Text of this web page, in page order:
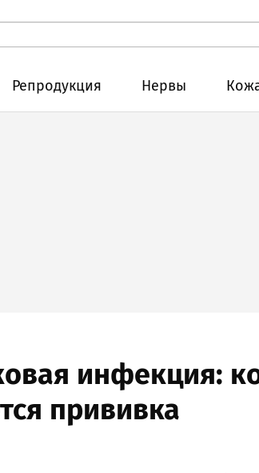
Репродукция Нервы
инфекция:
прививка